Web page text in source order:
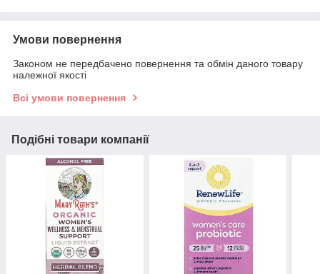
Умови повернення
Законом не передбачено повернення та обмін даного товару
належної якості
Всі умови повернення
Подібні товари компанії